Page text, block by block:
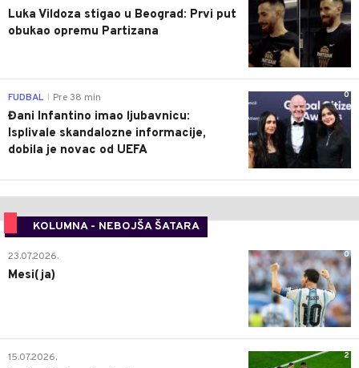
Luka Vildoza stigao u Beograd: Prvi put
obukao opremu Partizana
0
FUDBAL Pre 38 min
Đani Infantino imao ljubavnicu:
Isplivale skandalozne informacije,
dobila je novac od UEFA
KOLUMNA - NEBOJŠA ŠATARA
0
23.07.2026.
Mesi(ja)
2
15.07.2026.